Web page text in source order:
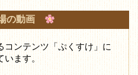
の動画
コンテンツ「ぷくすけ」に
います。